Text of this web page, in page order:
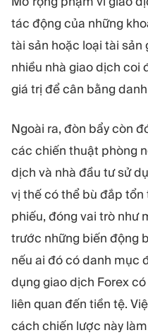
tác động của những
tài sản hoặc loại tài sản
nhiều nhà giao dịch coi
giá trị để cân bằng
Ngoài ra, đòn bẩy còn
các chiến thuật phòng
dịch và nhà đầu tư sử
vị thế có thể bù đắp
phiếu, đóng vai trò như
trước những biến động
nếu ai đó có danh mục
dụng giao dịch Forex
liên quan đến tiền tệ.
cách chiến lược này